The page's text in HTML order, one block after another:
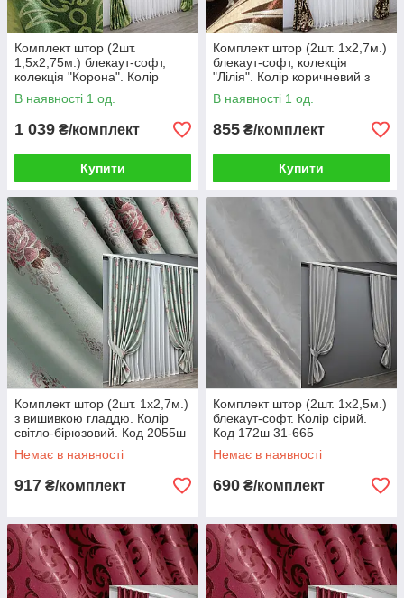
Комплект штор (2шт.
1,5х2,75м.) блекаут-софт,
колекція "Корона". Колір
зелений з оливковим. Код
1279ш(А) 33-0116
В наявності 1 од.
1 039 ₴/комплект
Купити
Комплект штор (2шт. 1х2,7м.)
блекаут-софт, колекція
"Лілія". Колір коричневий з
бежевим 101ш(А) 31-192
В наявності 1 од.
855 ₴/комплект
Купити
Комплект штор (2шт. 1х2,7м.)
з вишивкою гладдю. Колір
світло-бірюзовий. Код 2055ш
31-0068
Немає в наявності
917 ₴/комплект
Комплект штор (2шт. 1х2,5м.)
блекаут-софт. Колір сірий.
Код 172ш 31-665
Немає в наявності
690 ₴/комплект